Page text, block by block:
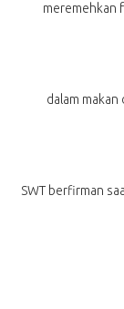
meremehkan
dalam
SWT berfirman